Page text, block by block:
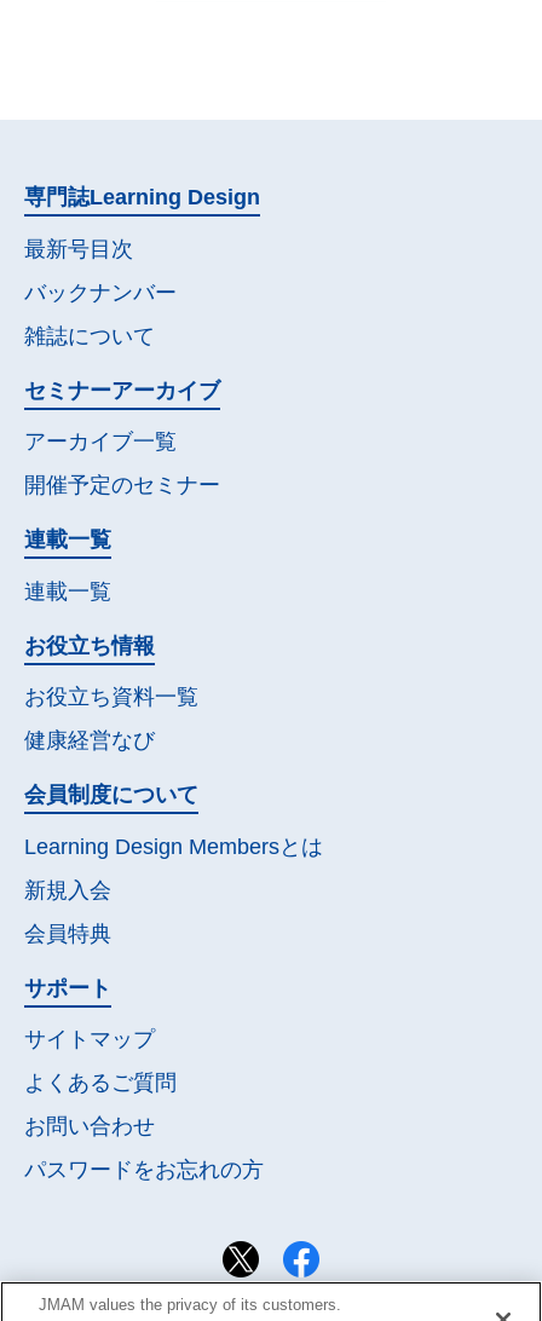
専門誌Learning Design
最新号目次
バックナンバー
雑誌について
セミナーアーカイブ
アーカイブ一覧
開催予定のセミナー
連載一覧
連載一覧
お役立ち情報
お役立ち資料一覧
健康経営なび
会員制度について
Learning Design Membersとは
新規入会
会員特典
サポート
サイトマップ
よくあるご質問
お問い合わせ
パスワードをお忘れの方
JMAM values the privacy of its customers.